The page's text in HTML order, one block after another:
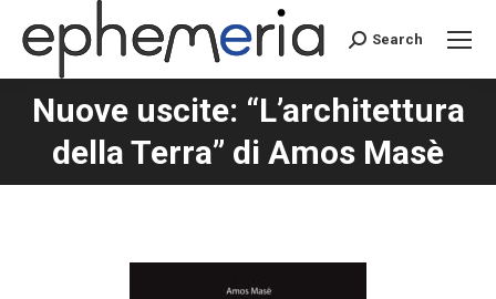
Search:Search
Nuove uscite: “L’architettura
della Terra” di Amos Masè